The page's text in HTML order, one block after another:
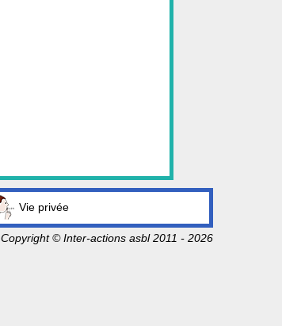
Vie privée
Copyright © Inter-actions asbl 2011 - 2026